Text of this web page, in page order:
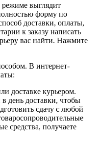
режиме выглядит
форму по
доставки, оплаты,
к заказу написать
вас найти. Нажмите
В интернет-
доставке курьером.
день доставки, чтобы
сдачу с любой
средства, получаете